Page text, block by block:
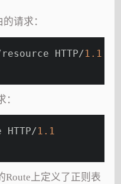
请求：
HTTP/1.1
1.1
Route上定义了正则表